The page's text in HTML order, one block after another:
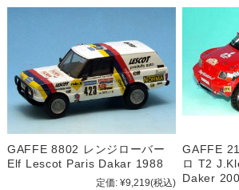
GAFFE 8802 レンジローバー
Elf Lescot Paris Dakar 1988
定価: ¥9,219(税込)
GAFFE
ロ T2
Daker